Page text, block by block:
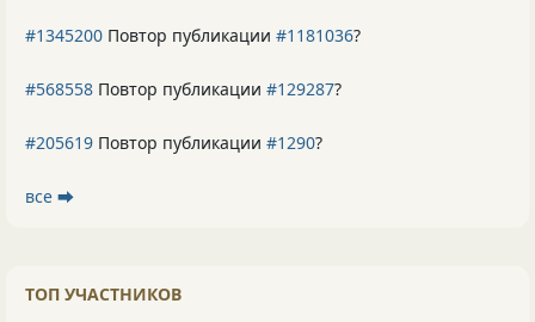
#1345200 Повтор публикации #1181036?
#568558 Повтор публикации #129287?
#205619 Повтор публикации #1290?
все ⮕
ТОП УЧАСТНИКОВ